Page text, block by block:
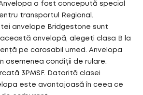
a fost concepută special
transportul Regional.
anvelope Bridgestone sunt
anvelopă, alegeți clasa B la
pe carosabil umed. Anvelopa
asemenea condiții de rulare.
3PMSF. Datorită clasei
este avantajoasă în ceea ce